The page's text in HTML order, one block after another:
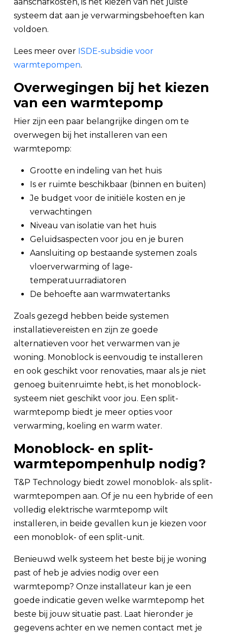
systeem dat aan je verwarmingsbehoeften kan
voldoen.
Lees meer over ISDE-subsidie voor
warmtepompen.
Overwegingen bij het kiezen
van een warmtepomp
Hier zijn een paar belangrijke dingen om te
overwegen bij het installeren van een
warmtepomp:
Grootte en indeling van het huis
Is er ruimte beschikbaar (binnen en buiten)
Je budget voor de initiële kosten en je
verwachtingen
Niveau van isolatie van het huis
Geluidsaspecten voor jou en je buren
Aansluiting op bestaande systemen zoals
vloerverwarming of lage-
temperatuurradiatoren
De behoefte aan warmwatertanks
Zoals gezegd hebben beide systemen
installatievereisten en zijn ze goede
alternatieven voor het verwarmen van je
woning. Monoblock is eenvoudig te installeren
en ook geschikt voor renovaties, maar als je niet
genoeg buitenruimte hebt, is het monoblock-
systeem niet geschikt voor jou. Een split-
warmtepomp biedt je meer opties voor
verwarming, koeling en warm water.
Monoblock- en split-
warmtepompenhulp nodig?
T&P Technology biedt zowel monoblok- als split-
warmtepompen aan. Of je nu een hybride of een
volledig elektrische warmtepomp wilt
installeren, in beide gevallen kun je kiezen voor
een monoblok- of een split-unit.
Benieuwd welk systeem het beste bij je woning
past of heb je advies nodig over een
warmtepomp? Onze installateur kan je een
goede indicatie geven welke warmtepomp het
beste bij jouw situatie past. Laat hieronder je
gegevens achter en we nemen contact met je